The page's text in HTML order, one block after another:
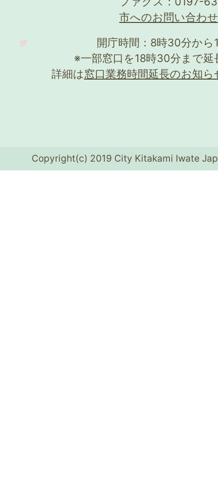
市へのお問い合わ
開庁時間：8時30分か
※一部窓口を18時30分まで
詳細は窓口業務時間延長のお知ら
Copyright(c) 2019 City Kitakami Iwate